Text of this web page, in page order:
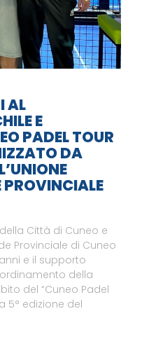
AL
E
PADEL TOUR
DA
PROVINCIALE
Città di Cuneo e
Provinciale di Cuneo
e il supporto
della
del “Cuneo Padel
5° edizione del